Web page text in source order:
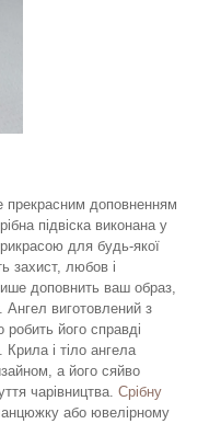
прекрасним доповненням
підвіска виконана у
для будь-якої
захист, любов і
доповнить ваш образ,
Ангел виготовлений з
його справді
і тіло ангела
а його сяйво
чарівництва. Срібну
або ювелірному